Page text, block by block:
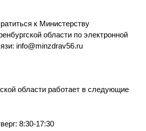
к Министерству
области по электронной
info@minzdrav56.ru
области работает в следующие
8:30-17:30